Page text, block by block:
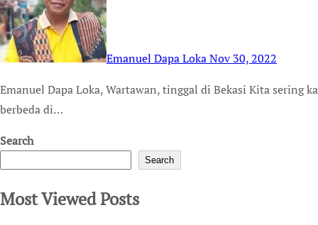
Emanuel Dapa LokaNov 30, 2022
Emanuel Dapa Loka, Wartawan, tinggal di Bekasi Kita sering kali menemukan sebuah kata dengan arti yang
berbeda di…
Search
Search
Most Viewed Posts